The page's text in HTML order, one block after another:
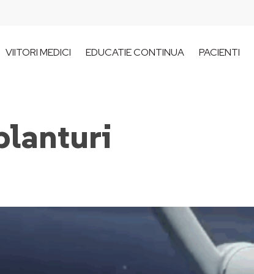
VIITORI MEDICI EDUCATIE CONTINUA PACIENTI